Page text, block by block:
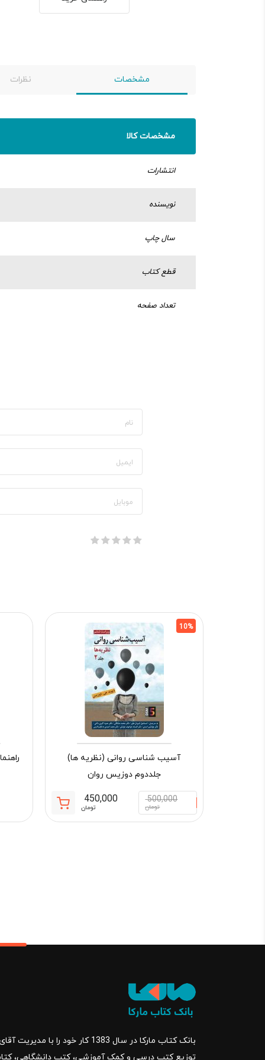
مشخصات نظرات
مشخصات کالا
انتشارات
نویسنده
سال چاپ
قطع کتاب
تعداد صفحه
10%
آسیب شناسی روانی (نظریه ها)
جلددوم دوزیس روان
500,000
تومان
اصلی:
450,000
تومان
فعلی:
بانک کتاب مارکا در سال 1383 کار